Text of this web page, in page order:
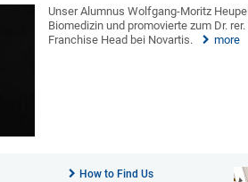
Unser Alumnus Wolfgang-Moritz
Biomedizin und promovierte zum Dr.
Franchise Head bei Novartis.
more
How to Find Us